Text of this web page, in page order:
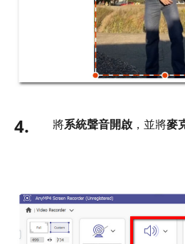
4. 將系統聲音開啟 ，並將麥